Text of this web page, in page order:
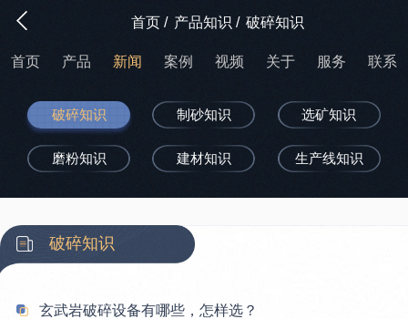
首页/ 产品知识 / 破碎知识
首页 产品 新闻 案例 视频 关于 服务 联系
破碎知识 制砂知识 选矿知识
磨粉知识 建材知识 生产线知识
破碎知识
玄武岩破碎设备有哪些，怎样选？